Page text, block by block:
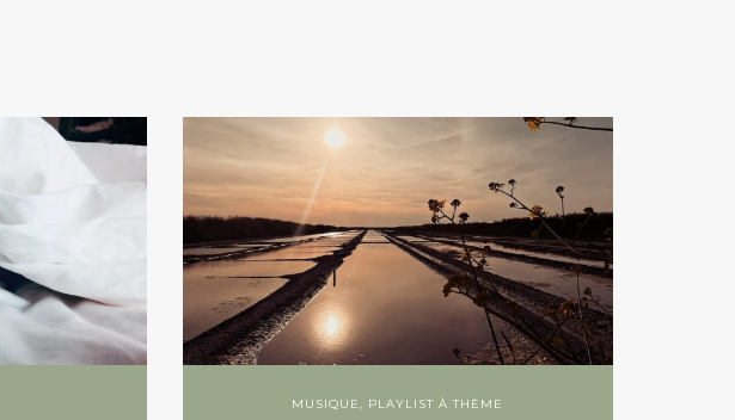
MUSIQUE, PLAYLIST À THÈME